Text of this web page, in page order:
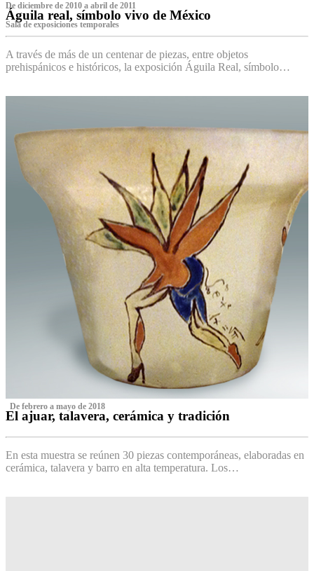
De diciembre de 2010 a abril de 2011
Águila real, símbolo vivo de México
Sala de exposiciones temporales
A través de más de un centenar de piezas, entre objetos
prehispánicos e históricos, la exposición Águila Real, símbolo…
‌ De febrero a mayo de 2018
El ajuar, talavera, cerámica y tradición
En esta muestra se reúnen 30 piezas contemporáneas, elaboradas en
cerámica, talavera y barro en alta temperatura. Los…